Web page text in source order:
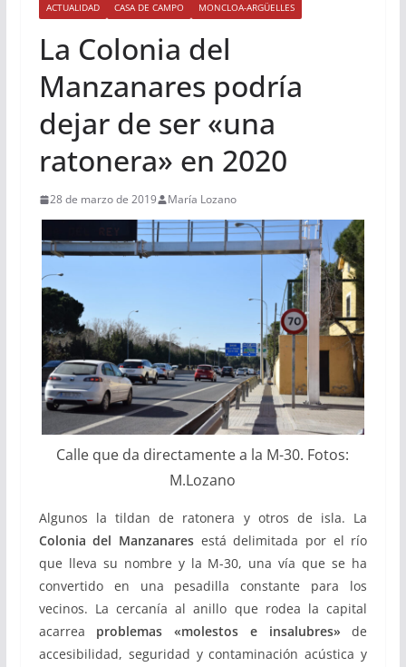
ACTUALIDAD CASA DE CAMPO MONCLOA-ARGÜELLES
La Colonia del
Manzanares podría
dejar de ser «una
ratonera» en 2020
28 de marzo de 2019 María Lozano
Calle que da directamente a la M-30. Fotos:
M.Lozano
Algunos la tildan de ratonera y otros de isla. La
Colonia del Manzanares está delimitada por el río
que lleva su nombre y la M-30, una vía que se ha
convertido en una pesadilla constante para los
vecinos. La cercanía al anillo que rodea la capital
acarrea problemas «molestos e insalubres» de
accesibilidad, seguridad y contaminación acústica y